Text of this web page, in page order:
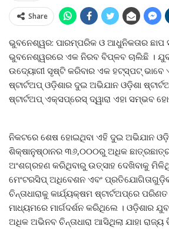
Share
ଭୁବନେଶ୍ୱର: ପାରମ୍ପରିକ ଓ ଆଧୁନିକତାର
ଭୁବନେଶ୍ୱରରେ ଏକ ନିରବ ବିପ୍ଳବ ଚାଲିଛି ।
ଉଦ୍ୟୋଗୀ ସୃଷ୍ଟି କରିବାର ଏକ ହଟ୍‌ସ୍ପଟ୍ ଭାବେ
ଷ୍ଟାର୍ଟଅପ୍ ଓଡ଼ିଶାର ଦୁଇ ଅଭିଯାନ ଓଡ଼ିଶା
ଷ୍ଟାର୍ଟଅପ୍ ଏକ୍ସପ୍ରେସ୍ ଦ୍ୱାରା ଏହା ସମ୍ଭବ
ନିକଟରେ ଶେଷ ହୋଇଥିବା ଏହି ଦୁଇ ଅଭିଯାନ
ଶିକ୍ଷାନୁଷ୍ଠାନର ୩୬,୦୦୦ରୁ ଅଧିକ
ଅଂଶଗ୍ରହଣ କରିଥିବାରୁ ଉତ୍ସାହ ଦେଖିବାକୁ
ମେଂଟରସିପ୍ ଅଧିବେଶନ ଏବଂ
ଚିନ୍ତାଧାରାକୁ କାର୍ଯ୍ୟକ୍ଷମ ଷ୍ଟାର୍ଟଅପ୍‌ରେ
ମାଧ୍ୟମରେ ମାର୍ଗଦର୍ଶନ କରିଥିଲେ । ଓଡ଼ିଶାର
ଅଧିକ ଅଭିନବ ଚିନ୍ତାଧାରା ଆସିଥିଲା ଯାହା